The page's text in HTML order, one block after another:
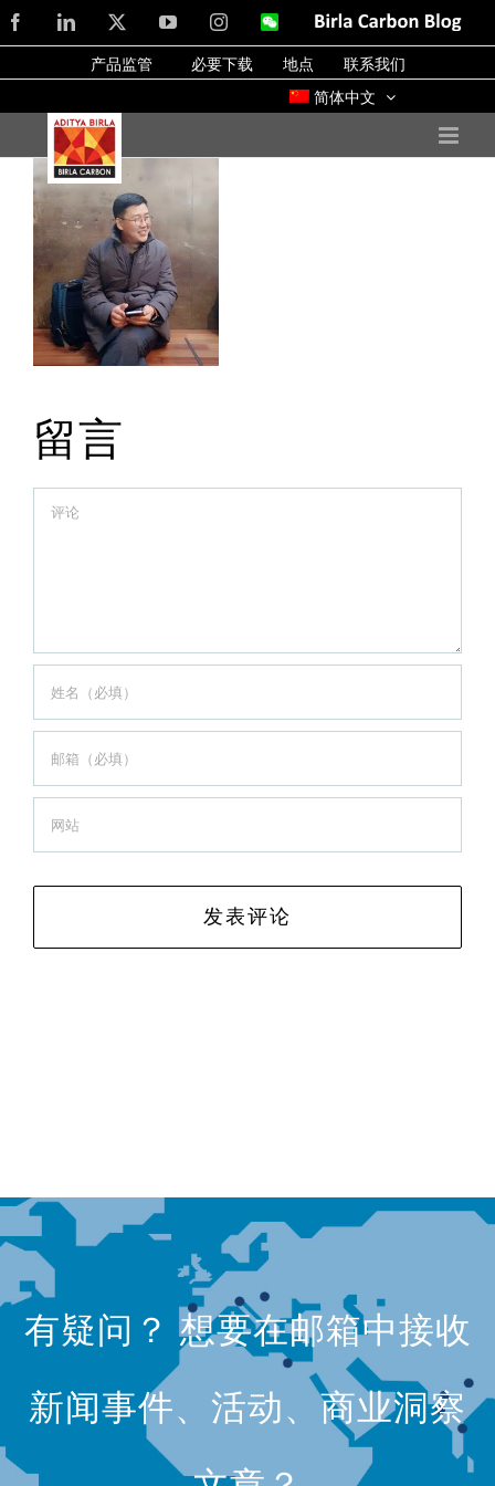
Skip
to
content
FacebookLinkedIn YouTubeInstagramWeChatBirla
Blog
产品监管 必要下载 地点
联系我们
简体中文
留言
Comment
有疑问？ 想要在邮箱中接收
新闻事件、活动、商业洞察